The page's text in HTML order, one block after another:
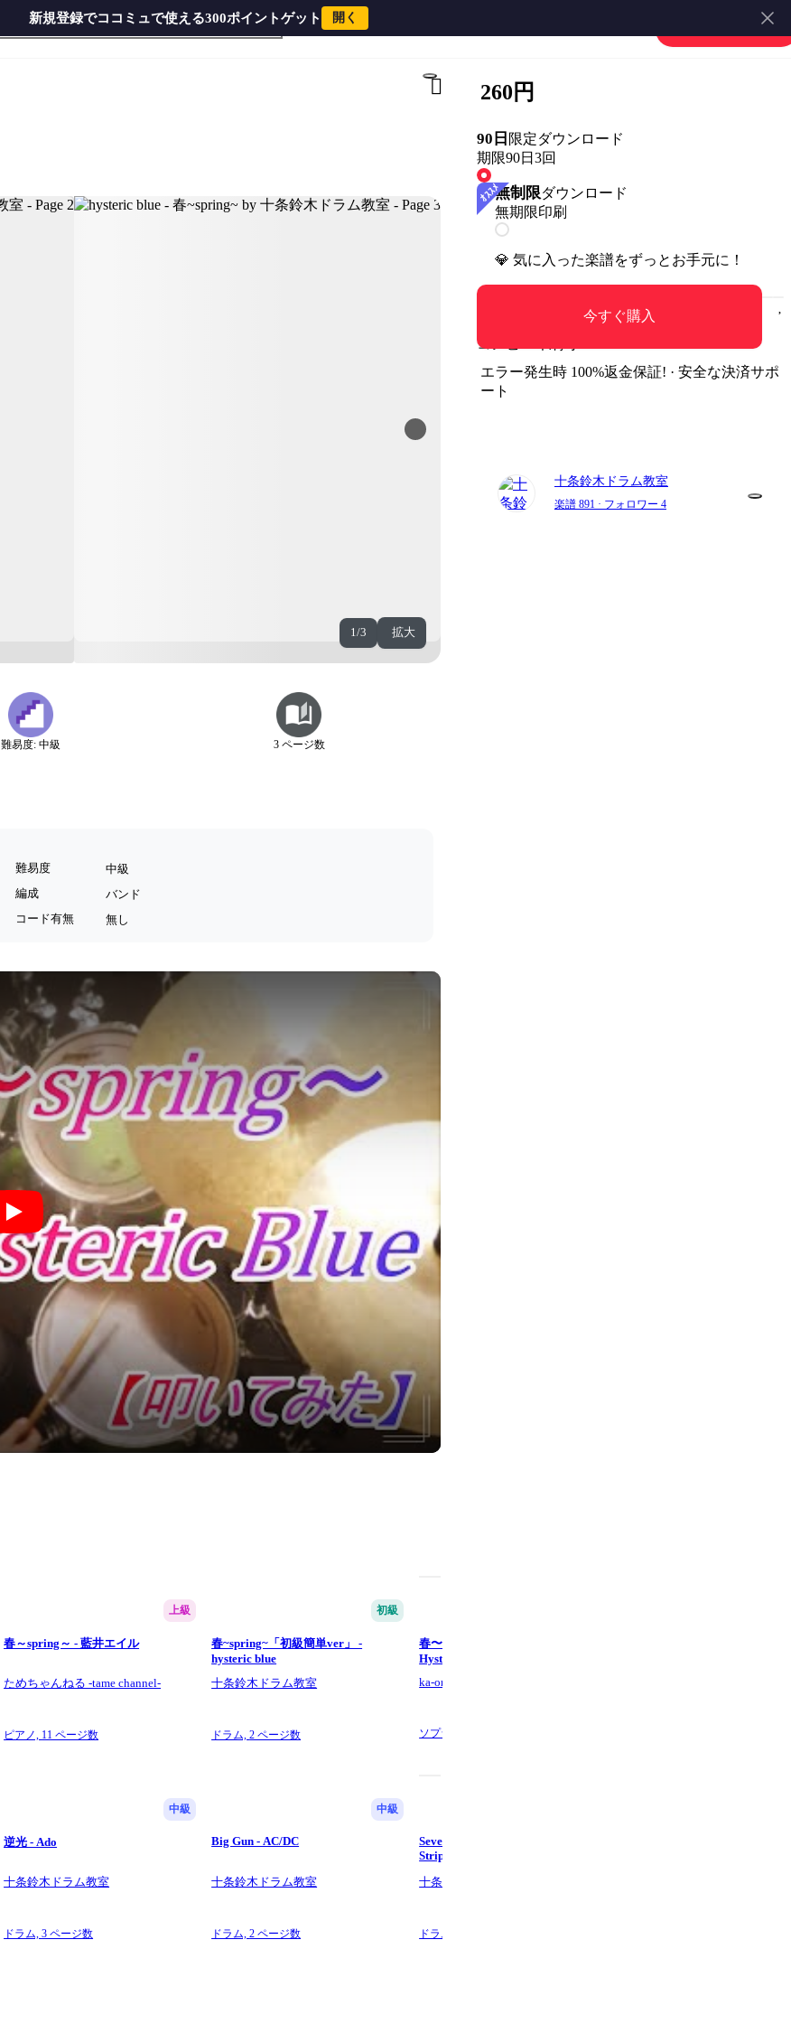
会員登録・ログイン
新規登録でココミュで使える300ポイントゲット 開く
春~spring~ - hysteric blue
1/3 拡大
難易度: 中級 3 ページ数
難易度
中級
編成
バンド
コード有無 無し
260円
90日 限定ダウンロード
期限90日 3回
無制限ダウンロード
無期限印刷
💎 気に入った楽譜をずっとお手元に！
今すぐ購入
コンビニ印刷可
エラー発生時 100%返金保証! · 安全な決済サポ
ート
十条鈴木ドラム教室
楽譜 891 · フォロワー 4
上級
春～spring～ - 藍井エイル
ためちゃんねる -tame channel-
ピアノ, 11 ページ数
初級
春~spring~「初級簡単ver」 -
hysteric blue
十条鈴木ドラム教室
ドラム,2 ページ数
春〜spring〜（サックス四重奏） -
Hysteric Blue
ka-one
ソプラノサクソフォンの他3,
中級
逆光 - Ado
十条鈴木ドラム教室
ドラム,3 ページ数
中級
Big Gun - AC/DC
十条鈴木ドラム教室
ドラム,2 ページ数
Seven Nation Army - The White
Stripes
十条鈴木ドラム教室
ドラム,